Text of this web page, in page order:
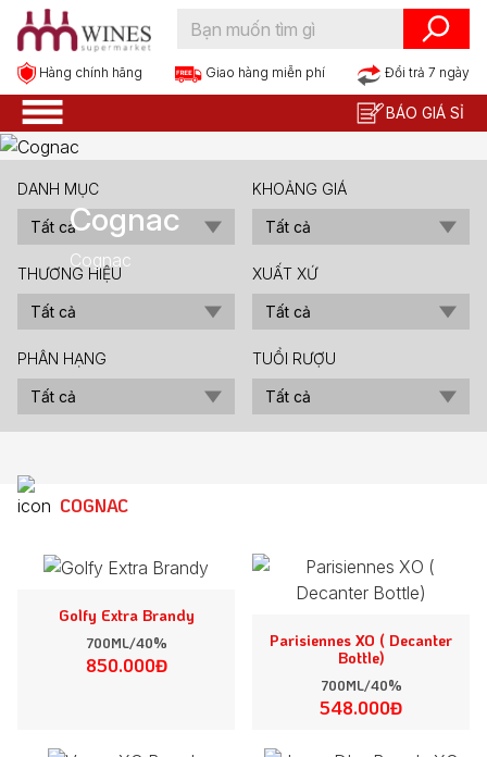
Hàng chính hãng Giao hàng miễn phí Đổi trả 7 ngày
BÁO GIÁ SỈ
Cognac
Cognac
DANH MỤC KHOẢNG GIÁ
THƯƠNG HIỆU XUẤT XỨ
PHÂN HẠNG TUỔI RƯỢU
COGNAC
Golfy Extra Brandy
700ML/40%
850.000Đ
Parisiennes XO ( Decanter
Bottle)
700ML/40%
548.000Đ